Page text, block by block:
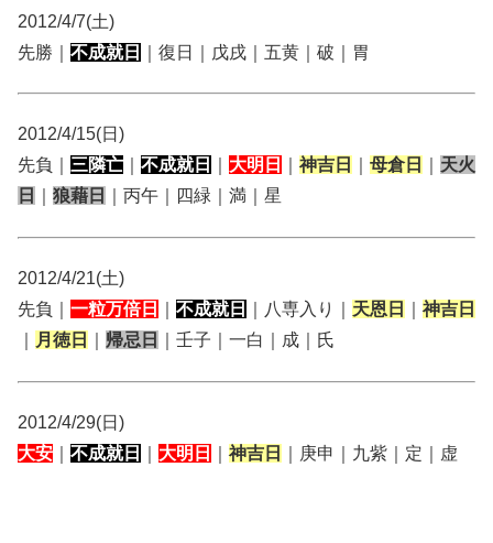
2012/4/7(土)
先勝｜ 不成就日 ｜復日｜戊戌｜五黄｜破｜胃
2012/4/15(日)
先負｜ 三隣亡 不成就日 大明日 神吉日 母倉日
天火
日
狼藉日 ｜丙午｜四緑｜満｜星
2012/4/21(土)
先負｜ 一粒万倍日 不成就日 ｜八専入り｜ 天恩日
神吉日
月徳日 帰忌日 ｜壬子｜一白｜成｜氏
2012/4/29(日)
大安
不成就日 大明日 神吉日 ｜庚申｜九紫｜定｜虚